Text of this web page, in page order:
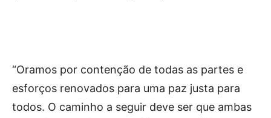
“Oramos por contenção de todas as partes e
esforços renovados para uma paz justa para
todos. O caminho a seguir deve ser que ambas